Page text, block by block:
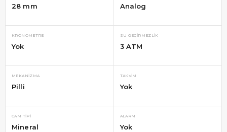
28 mm Analog
KRONOMETRE
Yok
SU GEÇIRMEZLIK
3 ATM
MEKANIZMA
Pilli
TAKVIM
Yok
CAM TIPI
Mineral
ALARM
Yok